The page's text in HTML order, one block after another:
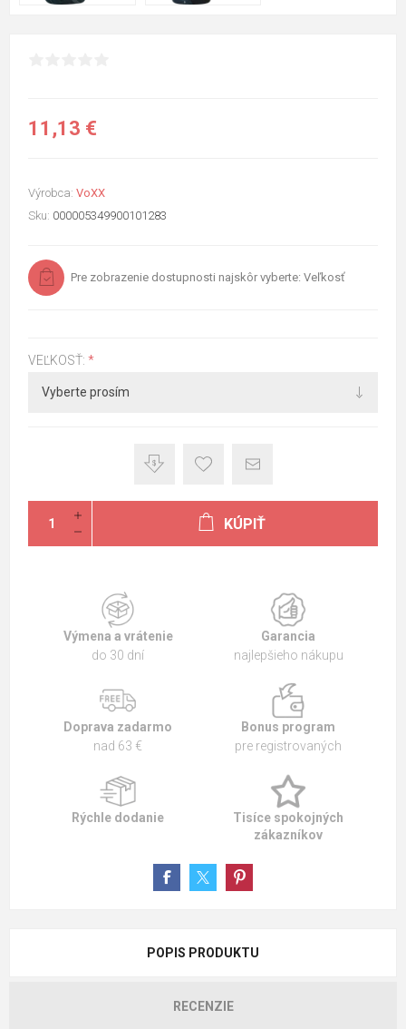
11,13 €
Výrobca: VoXX
Sku: 000005349900101283
Pre zobrazenie dostupnosti najskôr vyberte: Veľkosť
VEĽKOSŤ: *
KÚPIŤ
Výmena a vrátenie
do 30 dní
Garancia
najlepšieho nákupu
Doprava zadarmo
nad 63 €
Bonus program
pre registrovaných
Rýchle dodanie
Tisíce spokojných
zákazníkov
POPIS PRODUKTU
RECENZIE